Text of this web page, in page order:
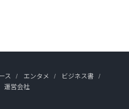
ス エンタメ
ビジネス書
運営会社